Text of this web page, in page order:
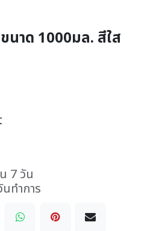
นาด 1000มล. สีใส
7 วัน
ทำการ